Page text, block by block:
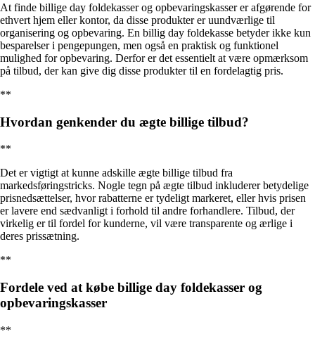
At finde billige day foldekasser og opbevaringskasser er afgørende for
ethvert hjem eller kontor, da disse produkter er uundværlige til
organisering og opbevaring. En billig day foldekasse betyder ikke kun
besparelser i pengepungen, men også en praktisk og funktionel
mulighed for opbevaring. Derfor er det essentielt at være opmærksom
på tilbud, der kan give dig disse produkter til en fordelagtig pris.
**
Hvordan genkender du ægte billige tilbud?
**
Det er vigtigt at kunne adskille ægte billige tilbud fra
markedsføringstricks. Nogle tegn på ægte tilbud inkluderer betydelige
prisnedsættelser, hvor rabatterne er tydeligt markeret, eller hvis prisen
er lavere end sædvanligt i forhold til andre forhandlere. Tilbud, der
virkelig er til fordel for kunderne, vil være transparente og ærlige i
deres prissætning.
**
Fordele ved at købe billige day foldekasser og
opbevaringskasser
**